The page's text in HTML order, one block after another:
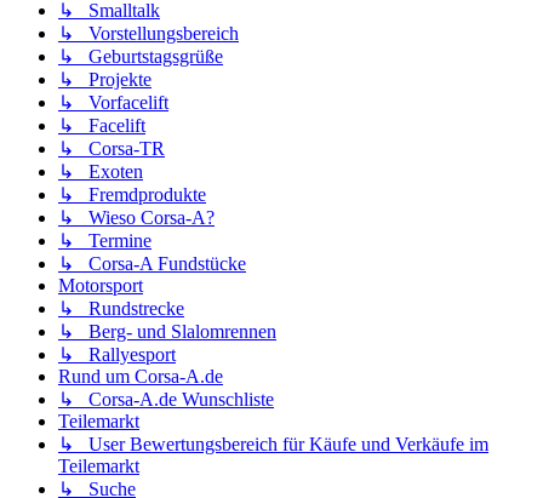
↳ Smalltalk
↳ Vorstellungsbereich
↳ Geburtstagsgrüße
↳ Projekte
↳ Vorfacelift
↳ Facelift
↳ Corsa-TR
↳ Exoten
↳ Fremdprodukte
↳ Wieso Corsa-A?
↳ Termine
↳ Corsa-A Fundstücke
Motorsport
↳ Rundstrecke
↳ Berg- und Slalomrennen
↳ Rallyesport
Rund um Corsa-A.de
↳ Corsa-A.de Wunschliste
Teilemarkt
↳ User Bewertungsbereich für Käufe und Verkäufe im
Teilemarkt
↳ Suche